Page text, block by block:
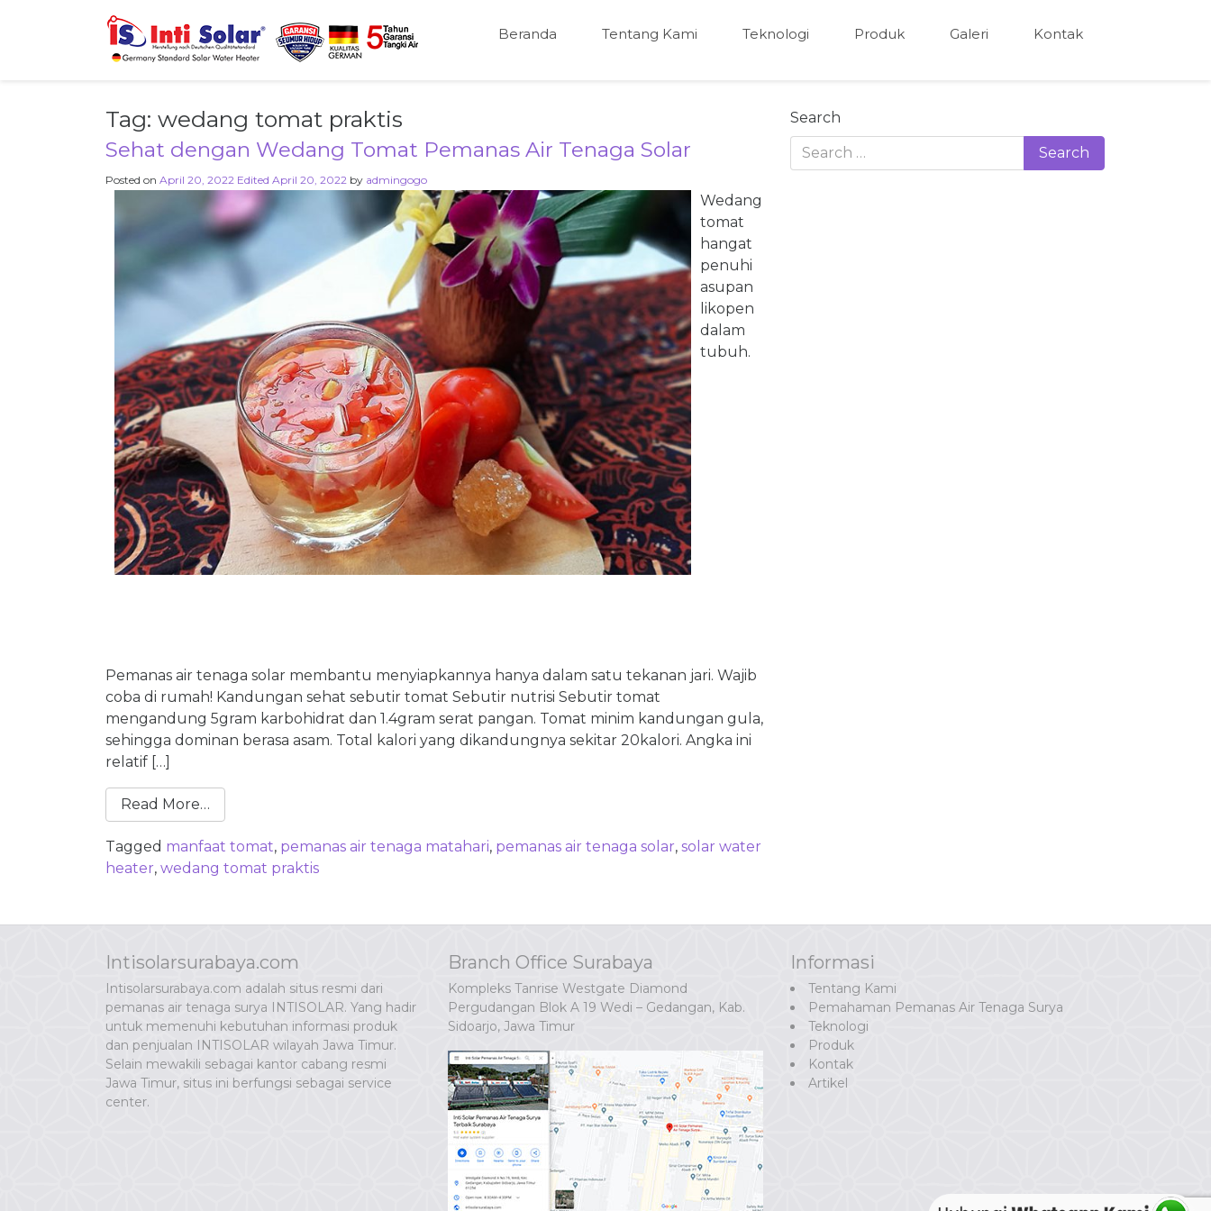
Beranda Tentang Kami Teknologi Produk Galeri Kontak
Tag: wedang tomat praktis
Sehat dengan Wedang Tomat Pemanas Air Tenaga Solar
Posted on April 20, 2022 Edited April 20, 2022 by admingogo
Wedang
tomat
hangat
penuhi
asupan
likopen
dalam
tubuh.
Pemanas air tenaga solar membantu menyiapkannya hanya dalam satu tekanan jari. Wajib
coba di rumah! Kandungan sehat sebutir tomat Sebutir nutrisi Sebutir tomat
mengandung 5gram karbohidrat dan 1.4gram serat pangan. Tomat minim kandungan gula,
sehingga dominan berasa asam. Total kalori yang dikandungnya sekitar 20kalori. Angka ini
relatif […]
Read More…
Tagged manfaat tomat, pemanas air tenaga matahari, pemanas air tenaga solar, solar water
heater, wedang tomat praktis
Search
Intisolarsurabaya.com
Intisolarsurabaya.com adalah situs resmi dari
pemanas air tenaga surya INTISOLAR. Yang hadir
untuk memenuhi kebutuhan informasi produk
dan penjualan INTISOLAR wilayah Jawa Timur.
Selain mewakili sebagai kantor cabang resmi
Jawa Timur, situs ini berfungsi sebagai service
center.
Branch Office Surabaya
Kompleks Tanrise Westgate Diamond
Pergudangan Blok A 19 Wedi – Gedangan, Kab.
Sidoarjo, Jawa Timur
Informasi
Tentang Kami
Pemahaman Pemanas Air Tenaga Surya
Teknologi
Produk
Kontak
Artikel